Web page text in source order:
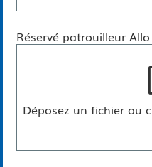
Réservé patrouilleur
Déposez un fichier ou